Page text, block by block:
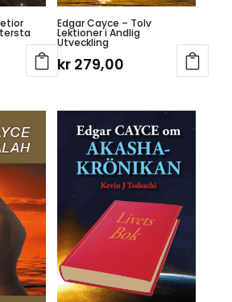
Edgar Cayce – Tolv
Lektioner i Andlig
Utveckling
kr 279,00